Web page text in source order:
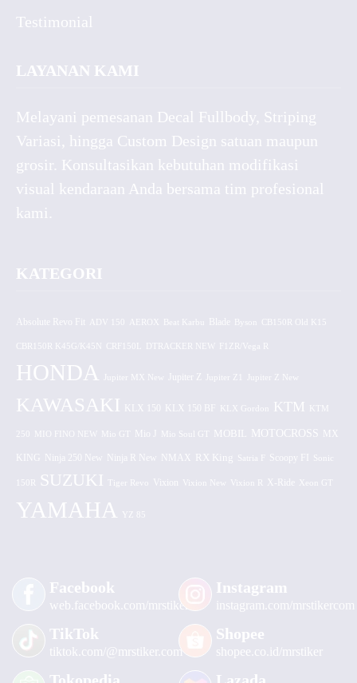
Testimonial
LAYANAN KAMI
Melayani pemesanan Decal Fullbody, Striping
Variasi, hingga Custom Design satuan maupun
grosir. Konsultasikan kebutuhan modifikasi
visual kendaraan Anda bersama tim profesional
kami.
KATEGORI
Absolute Revo Fit ADV 150 AEROX CB150R Old K15
CBR150R K45G/K45N CRF150L DTRACKER NEW F1ZR/Vega R
HONDA Jupiter MX New Jupiter Z
KAWASAKI KLX 150 KLX 150 BF KLX Gordon KTM KTM
250 MIO FINO NEW Mio GT Mio J Mio Soul GT MOBIL MOTOCROSS MX
KING Ninja 250 New Ninja R New NMAX RX King Satria F Scoopy FI Sonic
150R SUZUKI Tiger Revo Vixion Vixion New Vixion R X-Ride Xeon GT
YAMAHA YZ 85
Facebook
web.facebook.com/mrstiker
Instagram
instagram.com/mrstikercom
TikTok
tiktok.com/@mrstiker.com
Shopee
shopee.co.id/mrstiker